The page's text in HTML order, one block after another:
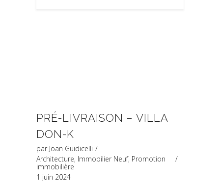
PRÉ-LIVRAISON – VILLA
DON-K
par Joan Guidicelli
Architecture, Immobilier Neuf, Promotion
immobilière
1 juin 2024